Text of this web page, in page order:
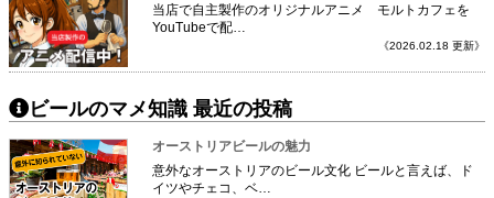
当店で自主製作のオリジナルアニメ モルトカフェを
YouTubeで配…
《2026.02.18 更新》
ビールのマメ知識 最近の投稿
オーストリアビールの魅力
意外なオーストリアのビール文化 ビールと言えば、ド
イツやチェコ、ベ…